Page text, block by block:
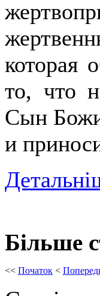
которая
то, что
Сын
и
Більше
<< Початок <